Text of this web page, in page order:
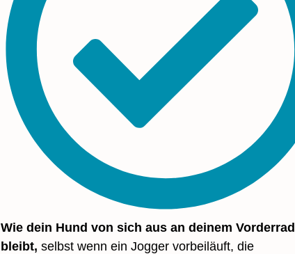
Wie dein Hund von sich aus an deinem Vorderrad
bleibt, selbst wenn ein Jogger vorbeiläuft, die